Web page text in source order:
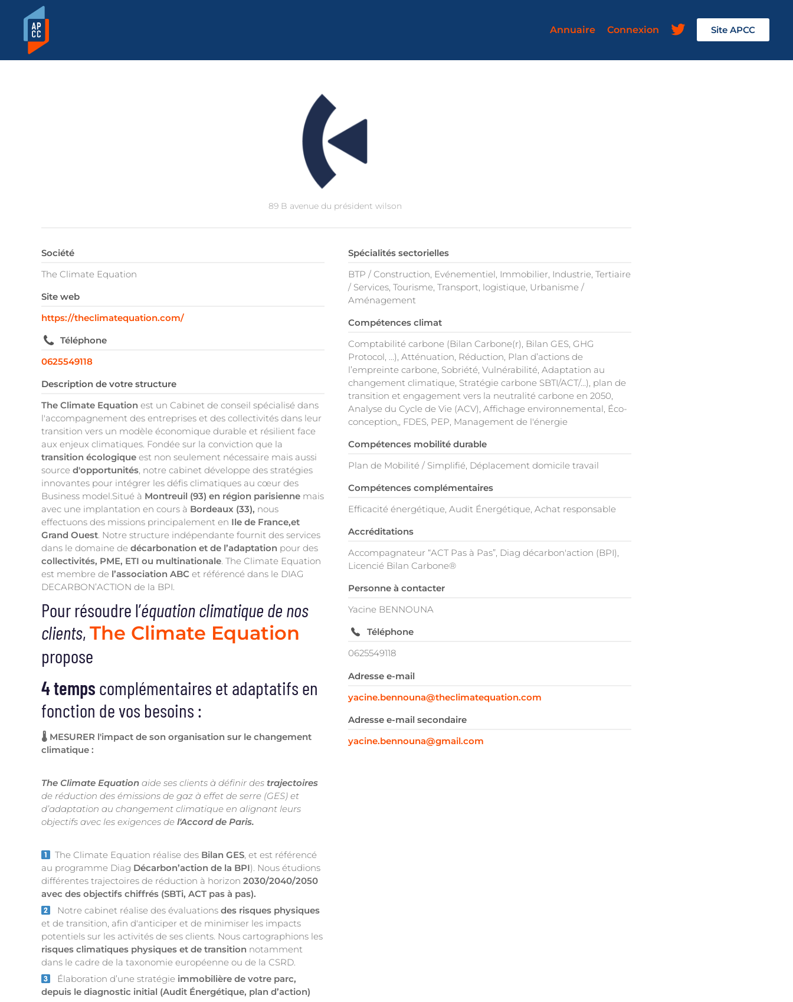
Annuaire Connexion Site APCC
89 B avenue du président wilson
Société
The Climate Equation
Site web
https://theclimatequation.com/
Téléphone
0625549118
Description de votre structure
The Climate Equation est un Cabinet de conseil spécialisé dans
l'accompagnement des entreprises et des collectivités dans leur
transition vers un modèle économique durable et résilient face
aux enjeux climatiques. Fondée sur la conviction que la
transition écologique est non seulement nécessaire mais aussi
source d'opportunités, notre cabinet développe des stratégies
innovantes pour intégrer les défis climatiques au cœur des
Business model.Situé à Montreuil (93) en région parisienne mais
avec une implantation en cours à Bordeaux (33), nous
effectuons des missions principalement en Ile de France,et
Grand Ouest. Notre structure indépendante fournit des services
dans le domaine de décarbonation et de l’adaptation pour des
collectivités, PME, ETI ou multinationale. The Climate Equation
est membre de l’association ABC et référencé dans le DIAG
DECARBON’ACTION de la BPI.
Pour résoudre l’équation climatique de nos
clients,The Climate Equation
propose
4 temps complémentaires et adaptatifs en
fonction de vos besoins :
🌡 MESURER l'impact de son organisation sur le changement
climatique :
The Climate Equation aide ses clients à définir des trajectoires
de réduction des émissions de gaz à effet de serre (GES) et
d’adaptation au changement climatique en alignant leurs
objectifs avec les exigences de l'Accord de Paris.
The Climate Equation réalise des Bilan GES, et est référencé
au programme Diag Décarbon’action de la BPI). Nous étudions
différentes trajectoires de réduction à horizon 2030/2040/2050
avec des objectifs chiffrés (SBTi, ACT pas à pas).
Notre cabinet réalise des évaluations des risques physiques
et de transition, afin d'anticiper et de minimiser les impacts
potentiels sur les activités de ses clients. Nous cartographions les
risques climatiques physiques et de transition notamment
dans le cadre de la taxonomie européenne ou de la CSRD.
Élaboration d’une stratégie immobilière de votre parc,
depuis le diagnostic initial (Audit Énergétique, plan d’action)
Spécialités sectorielles
BTP / Construction, Evénementiel, Immobilier, Industrie, Tertiaire
/ Services, Tourisme, Transport, logistique, Urbanisme /
Aménagement
Compétences climat
Comptabilité carbone (Bilan Carbone(r), Bilan GES, GHG
Protocol, …), Atténuation, Réduction, Plan d’actions de
l’empreinte carbone, Sobriété, Vulnérabilité, Adaptation au
changement climatique, Stratégie carbone SBTI/ACT/...), plan de
transition et engagement vers la neutralité carbone en 2050,
Analyse du Cycle de Vie (ACV), Affichage environnemental, Éco-
conception,, FDES, PEP, Management de l'énergie
Compétences mobilité durable
Plan de Mobilité / Simplifié, Déplacement domicile travail
Compétences complémentaires
Efficacité énergétique, Audit Énergétique, Achat responsable
Accréditations
Accompagnateur “ACT Pas à Pas”, Diag décarbon'action (BPI),
Licencié Bilan Carbone®
Personne à contacter
Yacine BENNOUNA
Téléphone
0625549118
Adresse e-mail
yacine.bennouna@theclimatequation.com
Adresse e-mail secondaire
yacine.bennouna@gmail.com